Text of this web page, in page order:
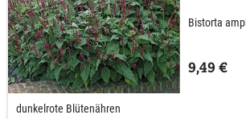
Bistorta
9,49 €
dunkelrote Blütenähren